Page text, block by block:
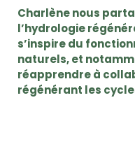
Charlène nous
l’hydrologie
s’inspire du
naturels, et
réapprendre à
régénérant les